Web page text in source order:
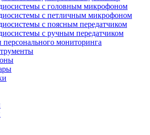
с головным микрофоном
с петличным микрофоном
с поясным передатчиком
с ручным передатчиком
мониторинга